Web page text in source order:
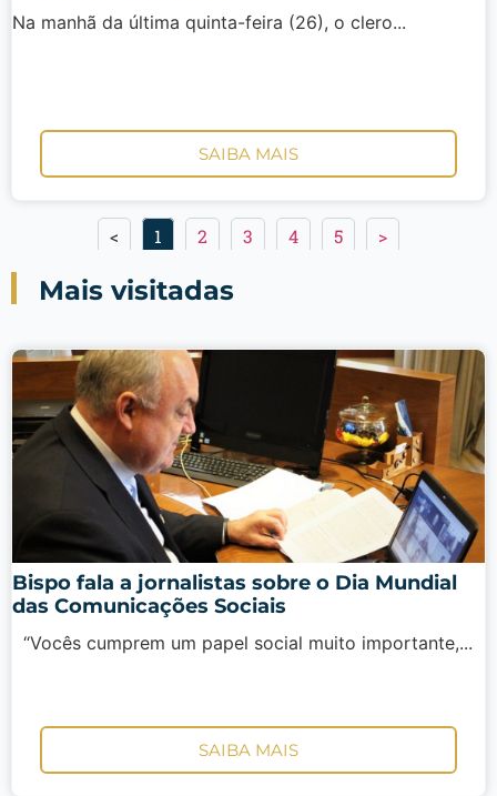
Na manhã da última quinta-feira (26), o clero...
SAIBA MAIS
< 1 2 3 4 5 >
Mais visitadas
Bispo fala a jornalistas sobre o Dia Mundial
das Comunicações Sociais
“Vocês cumprem um papel social muito importante,...
SAIBA MAIS